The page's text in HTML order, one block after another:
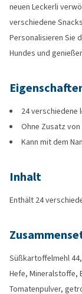
neuen Leckerli
verschiedene
Personalisieren Sie
Hundes und
24 verschiedene
Ohne Zusatz
Kann mit dem
Inhalt
Enthält 24
Süßkartoffelmehl
Hefe, Mineralstoffe,
Tomatenpulver,